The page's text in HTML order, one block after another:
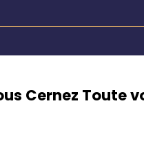
Cernez Toute